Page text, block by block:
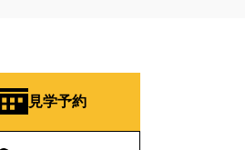
見学予約